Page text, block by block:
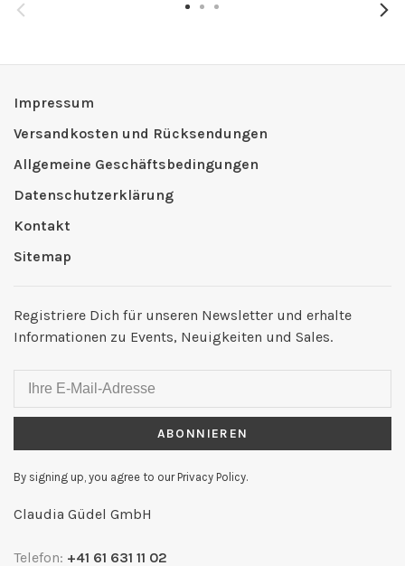
Impressum
Versandkosten und Rücksendungen
Allgemeine Geschäftsbedingungen
Datenschutzerklärung
Kontakt
Sitemap
Registriere Dich für unseren Newsletter und erhalte
Informationen zu Events, Neuigkeiten und Sales.
ABONNIEREN
By signing up, you agree to our Privacy Policy.
Claudia Güdel GmbH
Telefon: +41 61 631 11 02